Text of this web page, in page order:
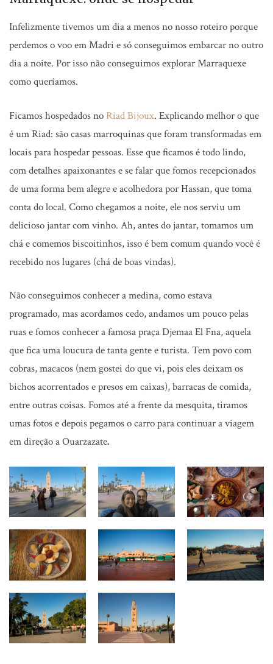
Infelizmente tivemos um dia a menos no nosso roteiro porque
perdemos o voo em Madri e só conseguimos embarcar no outro
dia a noite. Por isso não conseguimos explorar Marraquexe
como queríamos.
Ficamos hospedados no Riad Bijoux. Explicando melhor o que
é um Riad: são casas marroquinas que foram transformadas em
locais para hospedar pessoas. Esse que ficamos é todo lindo,
com detalhes apaixonantes e se falar que fomos recepcionados
de uma forma bem alegre e acolhedora por Hassan, que toma
conta do local. Como chegamos a noite, ele nos serviu um
delicioso jantar com vinho. Ah, antes do jantar, tomamos um
chá e comemos biscoitinhos, isso é bem comum quando você é
recebido nos lugares (chá de boas vindas).
Não conseguimos conhecer a medina, como estava
programado, mas acordamos cedo, andamos um pouco pelas
ruas e fomos conhecer a famosa praça Djemaa El Fna, aquela
que fica uma loucura de tanta gente e turista. Tem povo com
cobras, macacos (nem gostei do que vi, pois eles deixam os
bichos acorrentados e presos em caixas), barracas de comida,
entre outras coisas. Fomos até a frente da mesquita, tiramos
umas fotos e depois pegamos o carro para continuar a viagem
em direção a Ouarzazate.